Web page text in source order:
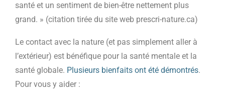
santé et un sentiment de bien-être nettement plus
grand. » (citation tirée du site web prescri-nature.ca)
Le contact avec la nature (et pas simplement aller à
l’extérieur) est bénéfique pour la santé mentale et la
santé globale. Plusieurs bienfaits ont été démontrés.
Pour vous y aider :